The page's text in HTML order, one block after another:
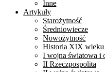
Inne
Artykuły
Starożytność
Średniowiecze
Nowożytność
Historia XIX wieku
I wojna światowa i
II Rzeczpospolita